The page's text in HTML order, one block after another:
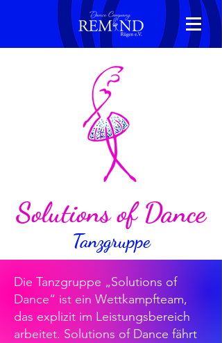
Solutions of Dance
Tanzgruppe
Die Tanzgruppe „Solutions of
Dance“ ist ein Wettkampfteam,
das explizit im Leistungsbereich
arbeitet. Solutions of Dance fährt